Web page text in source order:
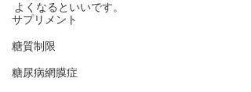
サプリメント
糖質制限
糖尿病網膜症
よくなるといいです。